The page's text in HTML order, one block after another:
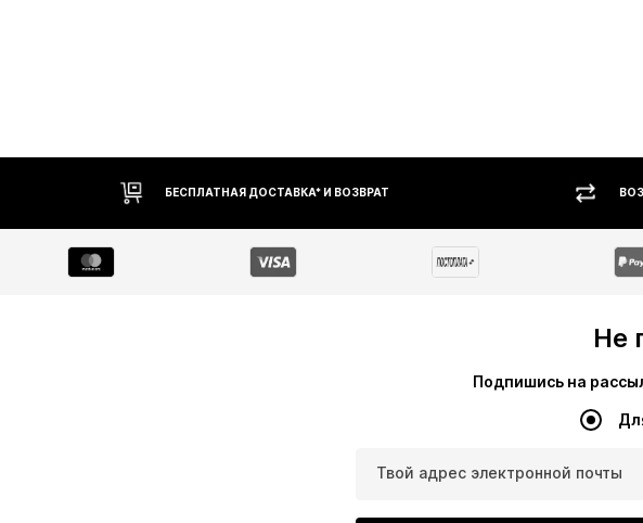
БЕСПЛАТНАЯ ДОСТАВКА* И ВОЗВРАТ
Не
Подпишись на
Твой адрес электронной почты